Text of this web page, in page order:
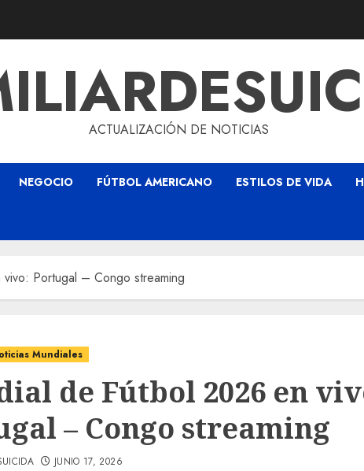
ACTUALIZACIÓN DE NOTICIAS
NEGOCIO FÚTBOL AMERICANO ESTILOS DE VIDA
Portugal – Congo streaming
Mundiales
de Fútbol 2026 en
– Congo streaming
JUNIO 17, 2026